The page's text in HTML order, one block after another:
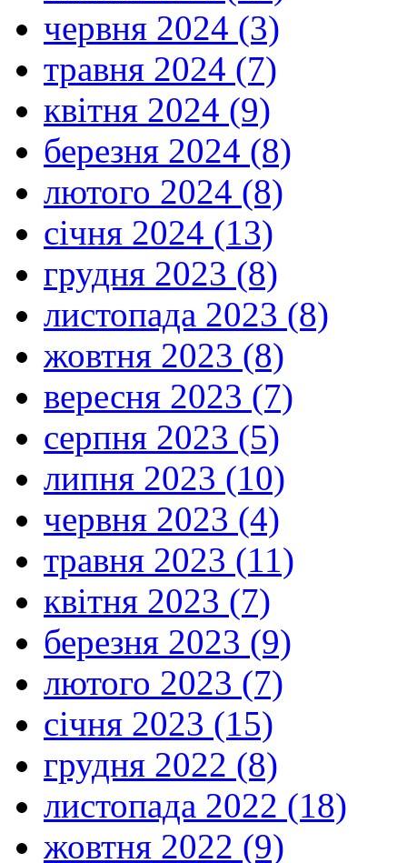
червня 2024 (3)
травня 2024 (7)
квітня 2024 (9)
березня 2024 (8)
лютого 2024 (8)
січня 2024 (13)
грудня 2023 (8)
листопада 2023 (8)
жовтня 2023 (8)
вересня 2023 (7)
серпня 2023 (5)
липня 2023 (10)
червня 2023 (4)
травня 2023 (11)
квітня 2023 (7)
березня 2023 (9)
лютого 2023 (7)
січня 2023 (15)
грудня 2022 (8)
листопада 2022 (18)
жовтня 2022 (9)